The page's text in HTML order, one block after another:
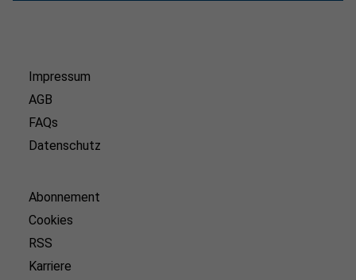
Impressum
AGB
FAQs
Datenschutz
Abonnement
Cookies
RSS
Karriere